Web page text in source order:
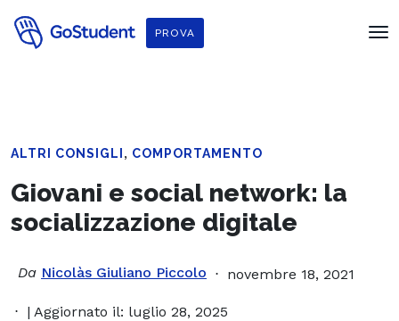
PROVA
ALTRI CONSIGLI , COMPORTAMENTO
Giovani e social network: la
socializzazione digitale
Da Nicolàs Giuliano Piccolo novembre 18, 2021
| Aggiornato il: luglio 28, 2025